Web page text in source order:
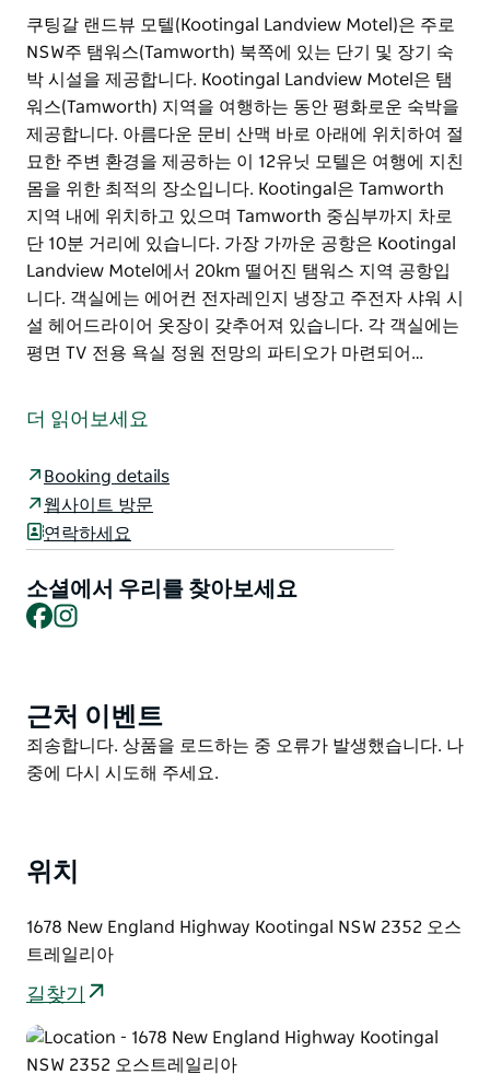
쿠팅갈 랜드뷰 모텔(Kootingal Landview Motel)은 주로
NSW주 탬워스(Tamworth) 북쪽에 있는 단기 및 장기 숙
박 시설을 제공합니다. Kootingal Landview Motel은 탬
워스(Tamworth) 지역을 여행하는 동안 평화로운 숙박을
제공합니다. 아름다운 문비 산맥 바로 아래에 위치하여 절
묘한 주변 환경을 제공하는 이 12유닛 모텔은 여행에 지친
몸을 위한 최적의 장소입니다. Kootingal은 Tamworth
지역 내에 위치하고 있으며 Tamworth 중심부까지 차로
단 10분 거리에 있습니다. 가장 가까운 공항은 Kootingal
Landview Motel에서 20km 떨어진 탬워스 지역 공항입
니다. 객실에는 에어컨 전자레인지 냉장고 주전자 샤워 시
설 헤어드라이어 옷장이 갖추어져 있습니다. 각 객실에는
평면 TV 전용 욕실 정원 전망의 파티오가 마련되어…
NSW주 탬워스(Tamworth) 북쪽에 있는 단기 및 장기 숙
제공합니다. 아름다운 문비 산맥 바로 아래에 위치하여 절
묘한 주변 환경을 제공하는 이 12유닛 모텔은 여행에 지친
몸을 위한 최적의 장소입니다.
Kootingal은 Tamworth 지역 내에 위치하고 있으며
Tamworth 중심부까지 차로 단 10분 거리에 있습니다. 가
객실에는 에어컨 전자레인지 냉장고 주전자 샤워 시설 헤
어드라이어 옷장이 갖추어져 있습니다. 각 객실에는 평면
TV 전용 욕실 정원 전망의 파티오가 마련되어 있습니다.
한 주차 공간이 있습니다.
활력이 넘치면 모텔은 Tamworth Paintball 길 건너편에
바로 있습니다.
애완동물 친화적인 객실이 마련되어 있습니다. 귀하와 애
완동물을 위한 객실을 확보하려면 문의하시기 바랍니다.
더 읽어보세요
Booking details
웹사이트 방문
연락하세요
소셜에서 우리를 찾아보세요
Facebook
Product
List
근처 이벤트
Product
List
죄송합니다. 상품을 로드하는 중 오류가 발생했습니다. 나
중에 다시 시도해 주세요.
위치
1678 New England Highway Kootingal NSW 2352 오스
트레일리아
길찾기